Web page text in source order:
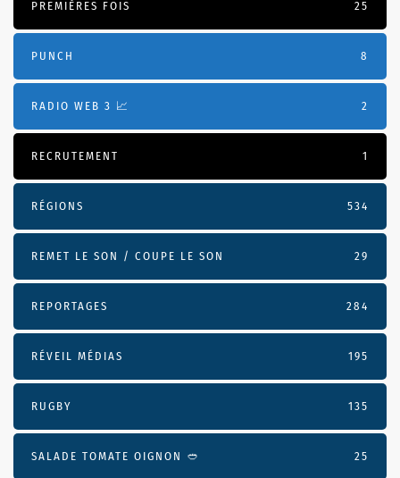
PREMIÈRES FOIS 25
PUNCH 8
RADIO WEB 3 📈 2
RECRUTEMENT 1
RÉGIONS 534
REMET LE SON / COUPE LE SON 29
REPORTAGES 284
RÉVEIL MÉDIAS 195
RUGBY 135
SALADE TOMATE OIGNON 🥙 25